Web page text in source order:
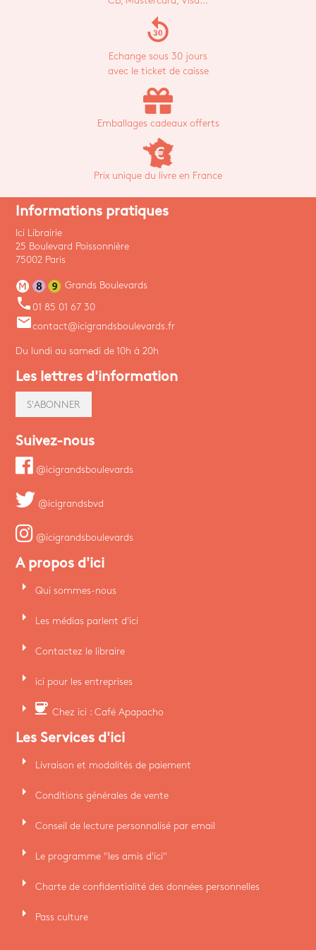
replay_30
Echange sous 30 jours
avec le ticket de caisse
Emballages cadeaux offerts
Prix unique du livre en France
Informations pratiques
Ici Librairie
25 Boulevard Poissonnière
75002 Paris
Grands Boulevards
phone 01 85 01 67 30
emailcontact@icigrandsboulevards.fr
Du lundi au samedi de 10h à 20h
Les lettres d'information
S'ABONNER
Suivez-nous
@icigrandsboulevards
@icigrandsbvd
@icigrandsboulevards
A propos d'ici
arrow_right Qui sommes-nous
arrow_right Les médias parlent d'ici
arrow_right Contactez le libraire
arrow_right ici pour les entreprises
arrow_right coffee Chez ici : Café Apapacho
Les Services d'ici
arrow_right Livraison et modalités de paiement
arrow_right Conditions générales de vente
arrow_right Conseil de lecture personnalisé par email
arrow_right Le programme "les amis d'ici"
arrow_right Charte de confidentialité des données personnelles
arrow_right Pass culture